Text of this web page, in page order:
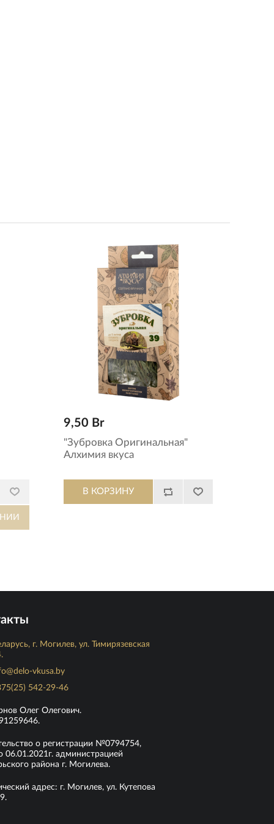
9,50 Br
"Зубровка Оригинальная"
Алхимия вкуса
г. Могилев, ул. Тимирязевская
vkusa.by
542-29-46
Олег Олегович.
о регистрации №0794754,
06.01.2021г. администрацией
района г. Могилева.
адрес: г. Могилев, ул. Кутепова